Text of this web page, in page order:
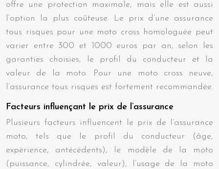
offre une protection maximale, mais elle est aussi
l’option la plus coûteuse. Le prix d’une assurance
tous risques pour une moto cross homologuée peut
varier entre 300 et 1000 euros par an, selon les
garanties choisies, le profil du conducteur et la
valeur de la moto. Pour une moto cross neuve,
l’assurance tous risques est fortement recommandée.
Facteurs influençant le prix de l’assurance
Plusieurs facteurs influencent le prix de l’assurance
moto, tels que le profil du conducteur (âge,
expérience, antécédents), le modèle de la moto
(puissance, cylindrée, valeur), l’usage de la moto